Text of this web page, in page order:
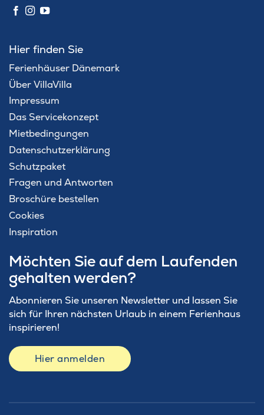
Hier finden Sie
Ferienhäuser Dänemark
Über VillaVilla
Impressum
Das Servicekonzept
Mietbedingungen
Datenschutzerklärung
Schutzpaket
Fragen und Antworten
Broschüre bestellen
Cookies
Inspiration
Möchten Sie auf dem Laufenden
gehalten werden?
Abonnieren Sie unseren Newsletter und lassen Sie
sich für Ihren nächsten Urlaub in einem Ferienhaus
inspirieren!
Hier anmelden